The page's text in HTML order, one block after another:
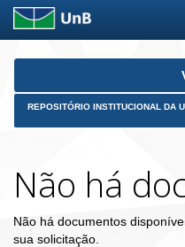
Skip
REPOSITÓRIO INSTITUCIONAL DA
Não há
Não há documentos
sua solicitação.